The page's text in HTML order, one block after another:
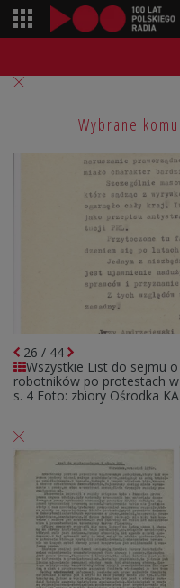
Wybrane
26 / 44
Wszystkie List do sejmu
robotników po protestach
s. 4 Foto: zbiory Ośrodka